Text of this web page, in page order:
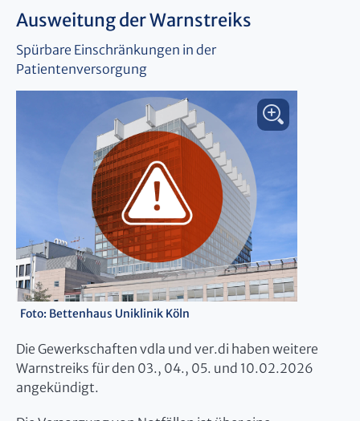
Ausweitung der Warnstreiks
Spürbare Einschränkungen in der
Patientenversorgung
Foto: Bettenhaus Uniklinik Köln
Die Gewerkschaften vdla und ver.di haben weitere
Warnstreiks für den 03., 04., 05. und 10.02.2026
angekündigt.